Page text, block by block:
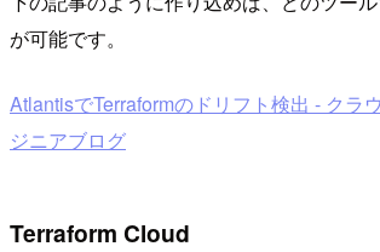
が可能です。
AtlantisでTerraformのドリフト検出 - クラ
ジニアブログ
Terraform Cloud